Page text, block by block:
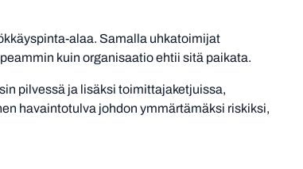
alaa. Samalla uhkatoimijat
kuin organisaatio ehtii sitä paikata.
pilvessä ja lisäksi toimittajaketjuissa,
havaintotulva johdon ymmärtämäksi riskiksi,